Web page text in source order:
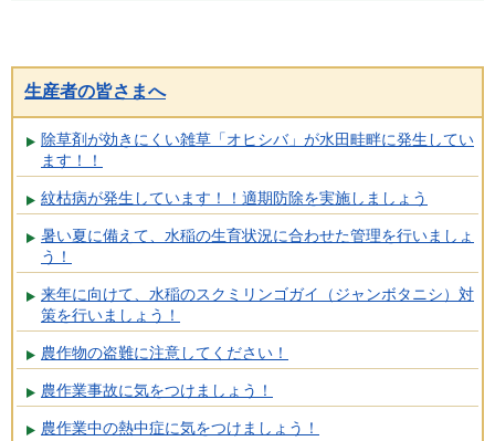
生産者の皆さまへ
除草剤が効きにくい雑草「オヒシバ」が水田畦畔に発生してい
ます！！
紋枯病が発生しています！！適期防除を実施しましょう
暑い夏に備えて、水稲の生育状況に合わせた管理を行いましょ
う！
来年に向けて、水稲のスクミリンゴガイ（ジャンボタニシ）対
策を行いましょう！
農作物の盗難に注意してください！
農作業事故に気をつけましょう！
農作業中の熱中症に気をつけましょう！